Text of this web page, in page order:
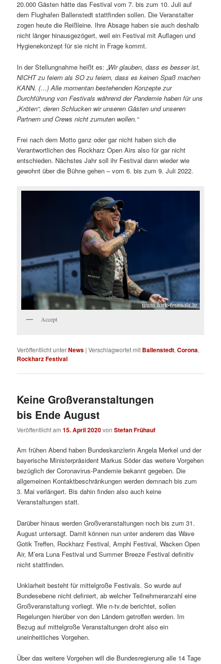
20.000 Gästen hätte das Festival vom 7. bis zum 10. Juli auf
dem Flughafen Ballenstedt stattfinden sollen. Die Veranstalter
zogen heute die Reißleine. Ihre Absage haben sie auch deshalb
nicht länger hinausgezögert, weil ein Festival mit Auflagen und
Hygienekonzept für sie nicht in Frage kommt.
In der Stellungnahme heißt es:„Wir glauben, dass es besser ist,
NICHT zu feiern als SO zu feiern, dass es keinen Spaß machen
KANN. (…) Alle momentan bestehenden Konzepte zur
Durchführung von Festivals während der Pandemie haben für uns
„Kröten“, deren Schlucken wir unseren Gästen und unseren
Partnern und Crews nicht zumuten wollen.“
Frei nach dem Motto ganz oder gar nicht haben sich die
Verantwortlichen des Rockharz Open Airs also für gar nicht
entschieden. Nächstes Jahr soll ihr Festival dann wieder wie
gewohnt über die Bühne gehen – vom 6. bis zum 9. Juli 2022.
Accept
Veröffentlicht unterNews |Verschlagwortet mit Ballenstedt,Corona,
Rockharz Festival
Keine Großveranstaltungen
bis Ende August
Veröffentlicht am15. April 2020vonStefan Frühauf
Am frühen Abend haben Bundeskanzlerin Angela Merkel und der
bayerische Ministerpräsident Markus Söder das weitere Vorgehen
bezüglich der Coronavirus-Pandemie bekannt gegeben. Die
allgemeinen Kontaktbeschränkungen werden demnach bis zum
3. Mai verlängert. Bis dahin finden also auch keine
Veranstaltungen statt.
Darüber hinaus werden Großveranstaltungen noch bis zum 31.
August untersagt. Damit können nun unter anderem das Wave
Gotik Treffen, Rockharz Festival, Amphi Festival, Wacken Open
Air, M’era Luna Festival und Summer Breeze Festival definitiv
nicht stattfinden.
Unklarheit besteht für mittelgroße Festivals. So wurde auf
Bundesebene nicht definiert, ab welcher Teilnehmeranzahl eine
Großveranstaltung vorliegt. Wie n-tv.de berichtet, sollen
Regelungen hierüber von den Ländern getroffen werden. Im
Bezug auf mittelgroße Veranstaltungen droht also ein
uneinheitliches Vorgehen.
Über das weitere Vorgehen will die Bundesregierung alle 14 Tage